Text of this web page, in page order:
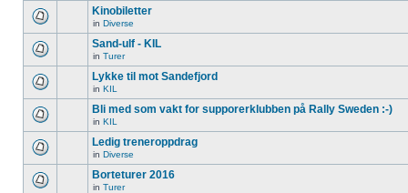
Kinobiletter
in Diverse
Sand-ulf - KIL
in Turer
Lykke til mot Sandefjord
in KIL
Bli med som vakt for supporerklubben på Rally Sweden :-)
in KIL
Ledig treneroppdrag
in Diverse
Borteturer 2016
in Turer